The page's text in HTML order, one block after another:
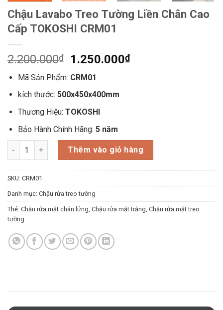
Chậu Lavabo Treo Tường Liền Chân Cao
Cấp TOKOSHI CRM01
2.200.000₫
Giá
gốc
là:
2.200.000₫.
1.250.000₫Giá
Mã Sản Phẩm: CRM01
kích thước: 500x450x400mm
Thương Hiệu: TOKOSHI
Bảo Hành Chính Hãng: 5 năm
Chậu Lavabo Treo Tường Liền Chân Cao Cấp TOKOSHI
Thêm vào giỏ hàng
SKU: CRM01
Danh mục: Chậu rửa treo tường
Thẻ: Chậu rửa mặt chân lửng, Chậu rửa mặt trắng, Chậu rửa mặt treo
tường